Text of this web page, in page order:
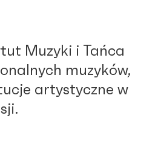
Muzyki i Tańca
muzyków,
artystyczne w